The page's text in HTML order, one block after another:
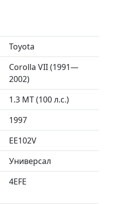
Toyota
Corolla VII (1991—
2002)
1.3 MT (100 л.с.)
1997
EE102V
Универсал
4EFE